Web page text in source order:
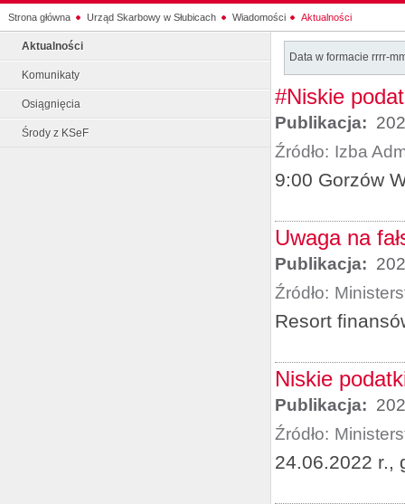
Strona główna Urząd Skarbowy w Słubicach Wiadomości Aktualności
Aktualności
Komunikaty
Osiągnięcia
Środy z KSeF
Data w formacie rrrr-
#Niskie
Publikacja:
Źródło: Izba
9:00 Gorzów
Uwaga na
Publikacja:
Źródło:
Resort
Niskie
Publikacja:
Źródło:
24.06.2022 r.,